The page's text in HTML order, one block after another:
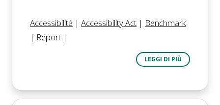
Accessibilità | Accessibility Act | Benchmark
| Report |
LEGGI DI PIÙ